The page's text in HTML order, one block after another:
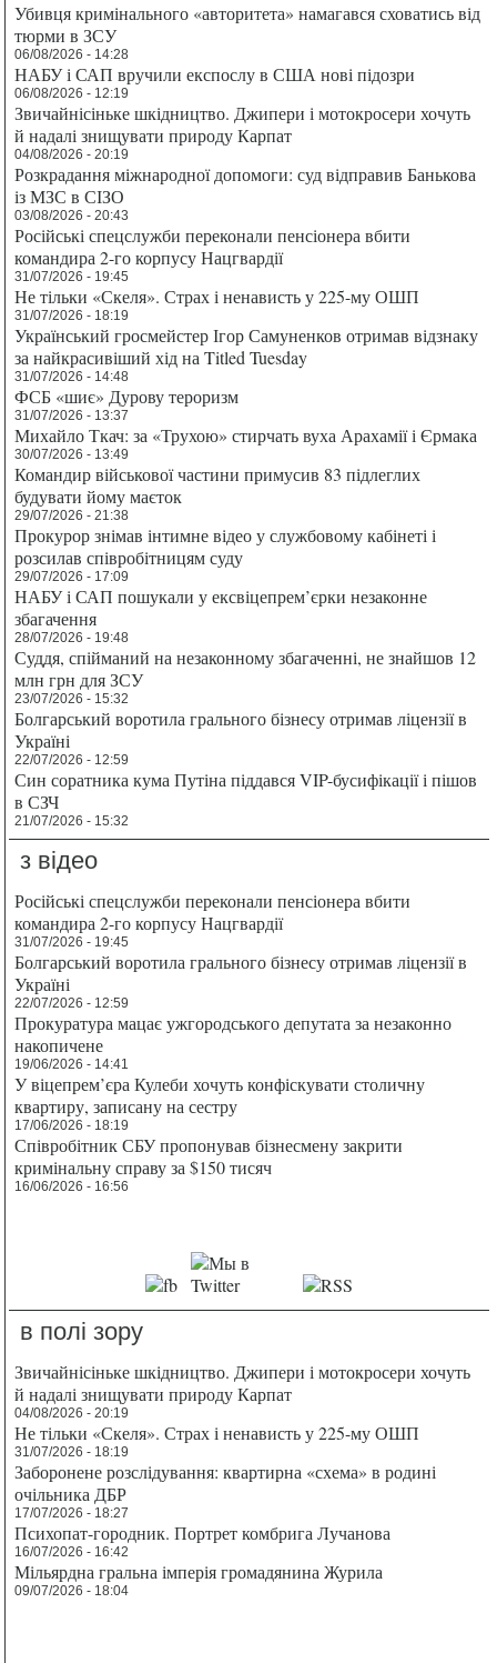
Убивця кримінального «авторитета» намагався сховатись від
тюрми в ЗСУ
06/08/2026 - 14:28
НАБУ і САП вручили експослу в США нові підозри
06/08/2026 - 12:19
Звичайнісіньке шкідництво. Джипери і мотокросери хочуть
й надалі знищувати природу Карпат
04/08/2026 - 20:19
Розкрадання міжнародної допомоги: суд відправив Банькова
із МЗС в СІЗО
03/08/2026 - 20:43
Російські спецслужби переконали пенсіонера вбити
командира 2-го корпусу Нацгвардії
31/07/2026 - 19:45
Не тільки «Скеля». Страх і ненависть у 225-му ОШП
31/07/2026 - 18:19
Український гросмейстер Ігор Самуненков отримав відзнаку
за найкрасивіший хід на Titled Tuesday
31/07/2026 - 14:48
ФСБ «шиє» Дурову тероризм
31/07/2026 - 13:37
Михайло Ткач: за «Трухою» стирчать вуха Арахамії і Єрмака
30/07/2026 - 13:49
Командир військової частини примусив 83 підлеглих
будувати йому маєток
29/07/2026 - 21:38
Прокурор знімав інтимне відео у службовому кабінеті і
розсилав співробітницям суду
29/07/2026 - 17:09
НАБУ і САП пошукали у ексвіцепрем’єрки незаконне
збагачення
28/07/2026 - 19:48
Суддя, спійманий на незаконному збагаченні, не знайшов 12
млн грн для ЗСУ
23/07/2026 - 15:32
Болгарський воротила грального бізнесу отримав ліцензії в
Україні
22/07/2026 - 12:59
Син соратника кума Путіна піддався VIP-бусифікації і пішов
в СЗЧ
21/07/2026 - 15:32
з відео
Російські спецслужби переконали пенсіонера вбити
командира 2-го корпусу Нацгвардії
31/07/2026 - 19:45
Болгарський воротила грального бізнесу отримав ліцензії в
Україні
22/07/2026 - 12:59
Прокуратура мацає ужгородського депутата за незаконно
накопичене
19/06/2026 - 14:41
У віцепрем’єра Кулеби хочуть конфіскувати столичну
квартиру, записану на сестру
17/06/2026 - 18:19
Співробітник СБУ пропонував бізнесмену закрити
кримінальну справу за $150 тисяч
16/06/2026 - 16:56
в полі зору
Звичайнісіньке шкідництво. Джипери і мотокросери хочуть
й надалі знищувати природу Карпат
04/08/2026 - 20:19
Не тільки «Скеля». Страх і ненависть у 225-му ОШП
31/07/2026 - 18:19
Заборонене розслідування: квартирна «схема» в родині
очільника ДБР
17/07/2026 - 18:27
Психопат-городник. Портрет комбрига Лучанова
16/07/2026 - 16:42
Мільярдна гральна імперія громадянина Журила
09/07/2026 - 18:04